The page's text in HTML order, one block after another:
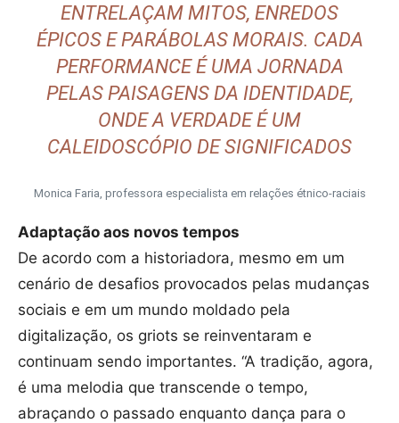
ENTRELAÇAM MITOS, ENREDOS
ÉPICOS E PARÁBOLAS MORAIS. CADA
PERFORMANCE É UMA JORNADA
PELAS PAISAGENS DA IDENTIDADE,
ONDE A VERDADE É UM
CALEIDOSCÓPIO DE SIGNIFICADOS
Monica Faria, professora especialista em relações étnico-raciais
Adaptação aos novos tempos
De acordo com a historiadora, mesmo em um
cenário de desafios provocados pelas mudanças
sociais e em um mundo moldado pela
digitalização, os griots se reinventaram e
continuam sendo importantes. “A tradição, agora,
é uma melodia que transcende o tempo,
abraçando o passado enquanto dança para o